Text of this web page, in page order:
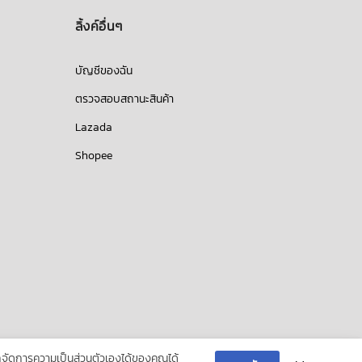
ลิ้งค์อื่นๆ
บัญชีของฉัน
ตรวจสอบสถานะสินค้า
Lazada
Shopee
ดการความเป็นส่วนตัวเองได้ของคุณได้